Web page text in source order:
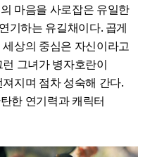
마음을 사로잡은 유일한
기하는 유길채이다. 곱게
상의 중심은 자신이라고
그녀가 병자호란이
지며 점차 성숙해 간다.
한 연기력과 캐릭터